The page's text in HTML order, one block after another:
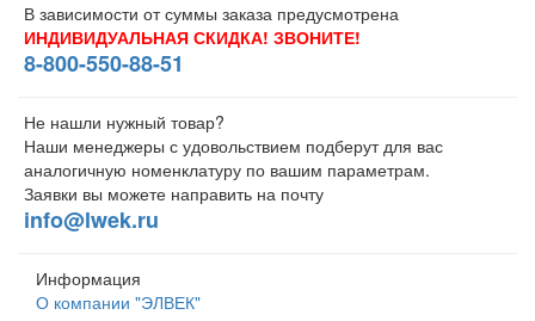
В зависимости от суммы заказа предусмотрена
ИНДИВИДУАЛЬНАЯ СКИДКА! ЗВОНИТЕ!
8-800-550-88-51
Не нашли нужный товар?
Наши менеджеры с удовольствием подберут для вас
аналогичную номенклатуру по вашим параметрам.
Заявки вы можете направить на почту
info@lwek.ru
Информация
О компании "ЭЛВЕК"